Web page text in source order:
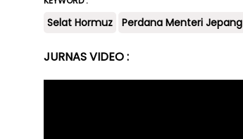
Selat Hormuz Perdana Menteri Jepang
JURNAS VIDEO :